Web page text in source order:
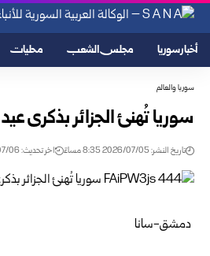
أخبار سوريا مجلس الشعب محليات
سوريا والعالم
سوريا تُهنئ الجزائر بذكرى
تاريخ النشر: 2026/07/05 8:35 مساءً اخر تحديث: 2026/07/06 11:46 صباحًا
دمشق-سانا